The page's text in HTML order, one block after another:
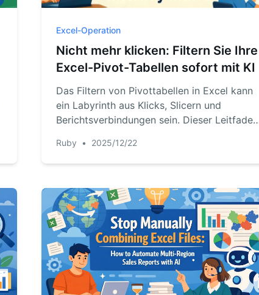
Excel-Operation
Nicht mehr klicken: Filtern Sie Ihre
Excel-Pivot-Tabellen sofort mit KI
Das Filtern von Pivottabellen in Excel kann
ein Labyrinth aus Klicks, Slicern und
Berichtsverbindungen sein. Dieser Leitfaden
Methoden mit einem neuen KI-gestützten
Ansatz. Entdecken Sie, wie RowSpeak es
Fragen in natürlicher Sprache zu filtern, zu
segmentieren und zu analysieren.
Ruby • 2025/12/22